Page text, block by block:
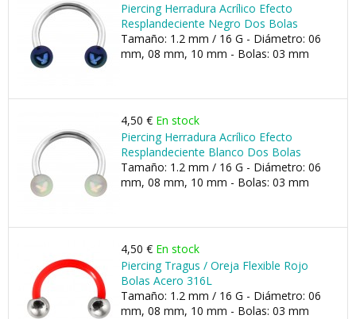
Piercing Herradura Acrílico Efecto
Resplandeciente Negro Dos Bolas
Tamaño: 1.2 mm / 16 G - Diámetro: 06
mm, 08 mm, 10 mm - Bolas: 03 mm
4,50 € En stock
Piercing Herradura Acrílico Efecto
Resplandeciente Blanco Dos Bolas
Tamaño: 1.2 mm / 16 G - Diámetro: 06
mm, 08 mm, 10 mm - Bolas: 03 mm
4,50 € En stock
Piercing Tragus / Oreja Flexible Rojo
Bolas Acero 316L
Tamaño: 1.2 mm / 16 G - Diámetro: 06
mm, 08 mm, 10 mm - Bolas: 03 mm